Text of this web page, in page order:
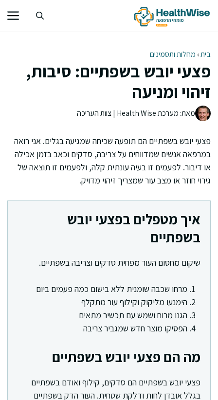
לתוכן
בית› מחלות ותסמינים
פצעי יובש בשפתיים: סיבות,
זיהוי ומניעה
מאת: מערכת Health Wise | צוות העריכה
פצעי יובש בשפתיים הם תופעה שכיחה שמגיעה בגלים. אני רואה
במרפאה אנשים שמדווחים על צריבה, סדקים וכאב בזמן אכילה
או דיבור. לפעמים זו בעיה עונתית קלה, ולפעמים זו תוצאה של
גירוי חוזר או מצב עור שמצריך זיהוי מדויק.
איך מטפלים בפצעי יובש
בשפתיים
שיקום מחסום העור מפחית סדקים וצריבה בשפתיים.
מרחו שכבה שומנית ללא בישום כמה פעמים ביום
הימנעו מליקוק וקילוף עור מתקלף
הגנו מרוח ושמש עם תכשיר מתאים
הפסיקו מוצר חדש שמגביר צריבה
מה הם פצעי יובש בשפתיים
פצעי יובש בשפתיים הם סדקים, קילוף ואודם בשפתיים
בגלל אובדן לחות ודלקת שטחית. העור הדק בשפתיים